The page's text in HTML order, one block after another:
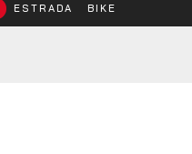
ESTRADA BIKE